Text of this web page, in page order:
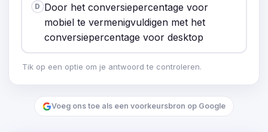
D Door het conversiepercentage voor
mobiel te vermenigvuldigen met het
conversiepercentage voor desktop
Tik op een optie om je antwoord te controleren.
Voeg ons toe als een voorkeursbron op Google